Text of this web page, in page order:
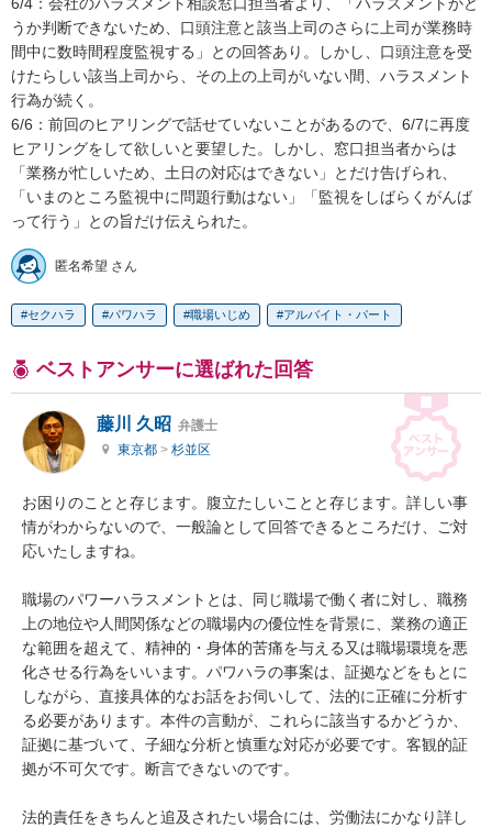
6/4：会社のハラスメント相談窓口担当者より、「ハラスメントかど
うか判断できないため、口頭注意と該当上司のさらに上司が業務時
間中に数時間程度監視する」との回答あり。しかし、口頭注意を受
けたらしい該当上司から、その上の上司がいない間、ハラスメント
行為が続く。
6/6：前回のヒアリングで話せていないことがあるので、6/7に再度
ヒアリングをして欲しいと要望した。しかし、窓口担当者からは
「業務が忙しいため、土日の対応はできない」とだけ告げられ、
「いまのところ監視中に問題行動はない」「監視をしばらくがんば
って行う」との旨だけ伝えられた。
匿名希望 さん
セクハラ パワハラ 職場いじめ アルバイト・パート
ベストアンサーに選ばれた回答
藤川 久昭 弁護士
東京都 > 杉並区
お困りのことと存じます。腹立たしいことと存じます。詳しい事
情がわからないので、一般論として回答できるところだけ、ご対
応いたしますね。
職場のパワーハラスメントとは、同じ職場で働く者に対し、職務
上の地位や人間関係などの職場内の優位性を背景に、業務の適正
な範囲を超えて、精神的・身体的苦痛を与える又は職場環境を悪
化させる行為をいいます。パワハラの事案は、証拠などをもとに
しながら、直接具体的なお話をお伺いして、法的に正確に分析す
る必要があります。本件の言動が、これらに該当するかどうか、
証拠に基づいて、子細な分析と慎重な対応が必要です。客観的証
拠が不可欠です。断言できないのです。
法的責任をきちんと追及されたい場合には、労働法にかなり詳し